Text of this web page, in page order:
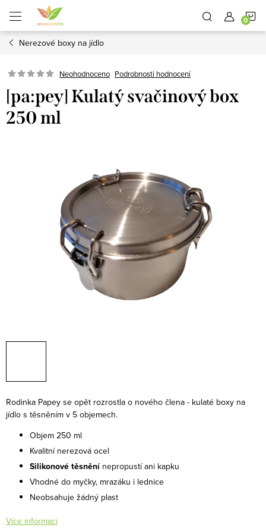
obsah
Nerezové boxy na jídlo
Neohodnoceno Podrobnosti hodnocení
[pa:pey] Kulatý svačinový box
250 ml
Rodinka Papey se opět rozrostla o nového člena - kulaté boxy na
jídlo s těsněním v 5 objemech.
Objem 250 ml
Kvalitní nerezová ocel
Silikonové těsněnínepropustí ani kapku
Vhodné do myčky, mrazáku i lednice
Neobsahuje žádný plast
Více informací